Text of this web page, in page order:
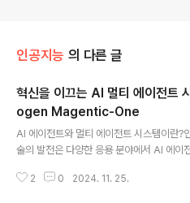
인공지능 의 다른 글
혁신을 이끄는 AI 멀티 에이전트
ogen Magentic-One
AI 에이전트와 멀티 에이전트 시스템이란?
술의 발전은 다양한 응용 분야에서 AI 에이
이전트는 특정 작업을 수행하도록 설계된 자
2 0 2024. 11. 25.